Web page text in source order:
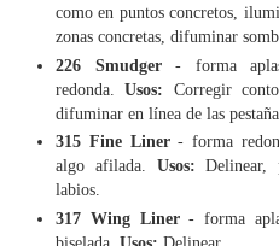
como en puntos concretos,
zonas concretas, difuminar
226 Smudger - forma
redonda.Usos: Corregir
difuminar en línea de las
315 Fine Liner- forma
algo afilada. Usos:Delinear,
labios.
317 Wing Liner- forma
biselada. Usos: Delinear.